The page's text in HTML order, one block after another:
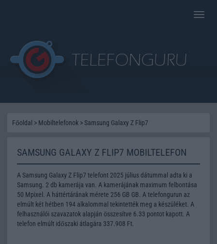
Toggle
Főoldal > Mobiltelefonok > Samsung Galaxy Z Flip7
SAMSUNG GALAXY Z FLIP7 MOBILTELEFON
A Samsung Galaxy Z Flip7 telefont 2025 július dátummal adta ki a
Samsung. 2 db kamerája van. A kamerájának maximum felbontása
50 Mpixel. A háttértárának mérete 256 GB GB. A telefongurun az
elmúlt két hétben 194 alkalommal tekintették meg a készüléket. A
felhasználói szavazatok alapján összesítve 6.33 pontot kapott. A
telefon elmúlt időszaki átlagára 337.908 Ft.